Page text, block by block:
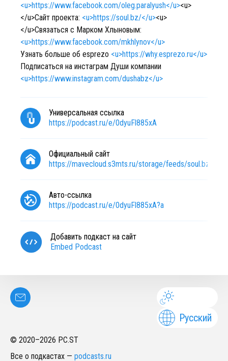
<u>https://www.facebook.com/oleg.paralyush</u><u>
</u>Сайт проекта: <u>https://soul.bz/</u><u>
</u>Связаться с Марком Хлыновым:
<u>https://www.facebook.com/mkhlynov</u>
Узнать больше об esprezo <u>https://why.esprezo.ru</u>
Подписаться на инстаграм Души компании
<u>https://www.instagram.com/dushabz</u>
Универсальная ссылка
https://podcast.ru/e/0dyuFl885xA
Официальный сайт
https://mavecloud.s3mts.ru/storage/feeds/soul.bz
Авто-ссылка
https://podcast.ru/e/0dyuFl885xA?a
Добавить подкаст на сайт
Embed Podcast
Русский
© 2020–2026 PC.ST
Все о подкастах — podcasts.ru